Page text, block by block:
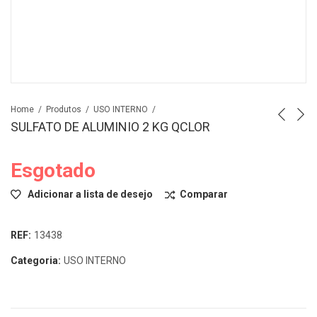
Home Produtos USO INTERNO
SULFATO DE ALUMINIO 2 KG QCLOR
Esgotado
Adicionar a lista de desejo Comparar
REF: 13438
Categoria: USO INTERNO